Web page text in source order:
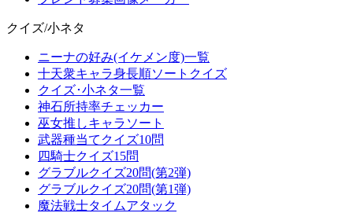
クイズ/小ネタ
ニーナの好み(イケメン度)一覧
十天衆キャラ身長順ソートクイズ
クイズ･小ネタ一覧
神石所持率チェッカー
巫女推しキャラソート
武器種当てクイズ10問
四騎士クイズ15問
グラブルクイズ20問(第2弾)
グラブルクイズ20問(第1弾)
魔法戦士タイムアタック